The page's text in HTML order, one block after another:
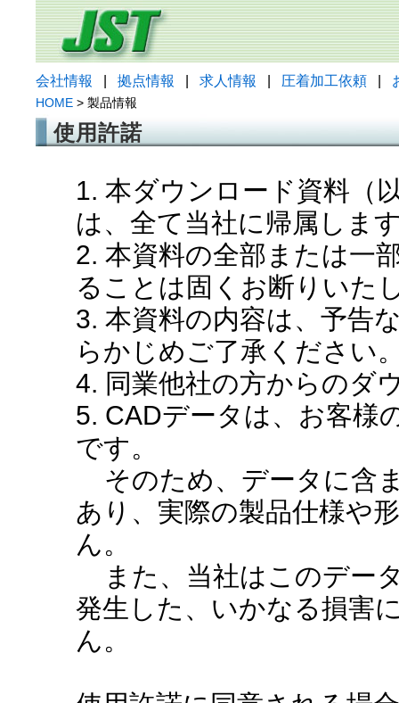
会社情報 拠点情報 求人情報 圧着加工依頼
HOME > 製品情報
使用許諾
1. 本ダウンロード資料（
は、全て当社に帰属しま
2. 本資料の全部または一
ることは固くお断りいた
3. 本資料の内容は、予告
らかじめご了承ください
4. 同業他社の方からのダ
5. CADデータは、お客様
です。
そのため、データに含
あり、実際の製品仕様や
ん。
また、当社はこのデー
発生した、いかなる損害
ん。